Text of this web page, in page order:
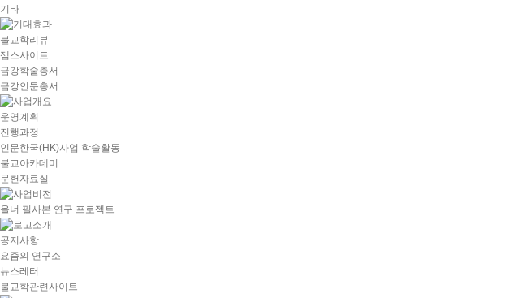
기타
불교학리뷰
잼스사이트
금강학술총서
금강인문총서
운영계획
진행과정
인문한국(HK)사업 학술활동
불교아카데미
문헌자료실
올너 필사본 연구 프로젝트
공지사항
요즘의 연구소
뉴스레터
불교학관련사이트